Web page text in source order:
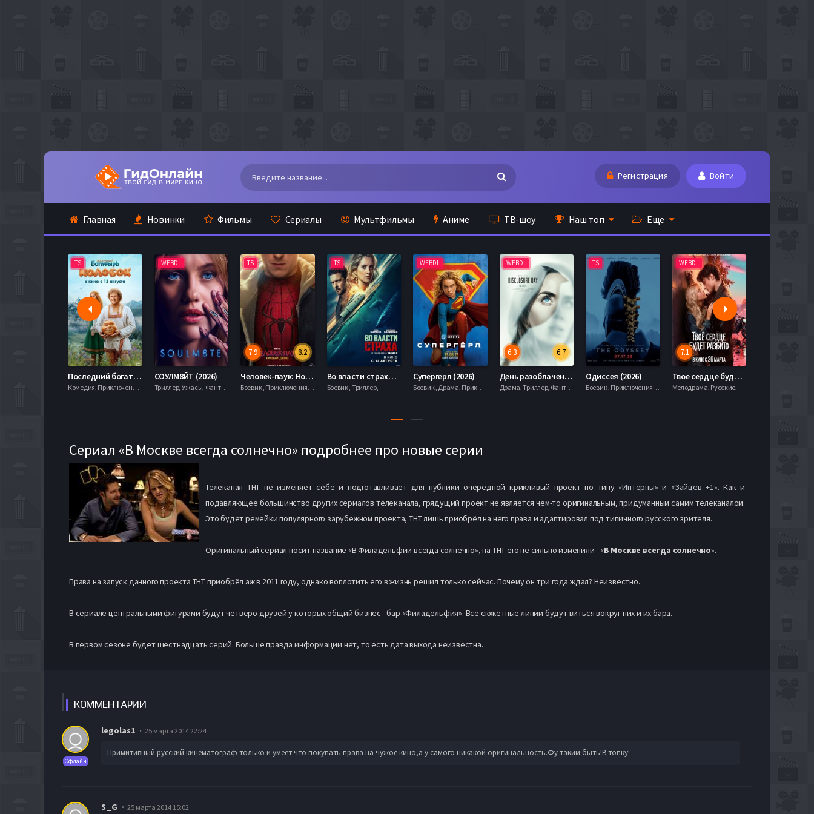
Регистрация Войти
Главная Новинки Фильмы Сериалы Мультфильмы Аниме ТВ-шоу Наш топ Еще
TS
Последний богатырь. Колобок (2026)
Комедия, Приключения, Фэнтези,
WEBDL
СОУЛМ8ЙТ (2026)
Триллер, Ужасы, Фантастика,
TS
8.2
7.9
Человек-паук: Новый день (2026)
Боевик , Приключения, Фантастика, Фэнтези,
TS
Во власти страха (2026)
Боевик , Триллер,
WEBDL
Супергерл (2026)
Боевик , Драма, Приключения, Фантастика,
WEBDL
6.7
6.3
День разоблачения (2026)
Драма, Триллер, Фантастика,
TS
Одиссея (2026)
Боевик , Приключения, Фэнтези,
WEBDL
7.1
Твое сердце будет разбито (2026)
Мелодрама, Русские,
Сериал «В Москве всегда солнечно» подробнее про новые серии
Телеканал ТНТ не изменяет себе и подготавливает для публики очередной крикливый проект по типу «Интерны» и «Зайцев +1». Как и
подавляющее большинство других сериалов телеканала, грядущий проект не является чем-то оригинальным, придуманным самим телеканалом.
Это будет ремейки популярного зарубежном проекта, ТНТ лишь приобрёл на него права и адаптировал под типичного русского зрителя.
Оригинальный сериал носит название «В Филадельфии всегда солнечно», на ТНТ его не сильно изменили - «В Москве всегда солнечно».
Права на запуск данного проекта ТНТ приобрёл аж в 2011 году, однако воплотить его в жизнь решил только сейчас. Почему он три года ждал? Неизвестно.
В сериале центральными фигурами будут четверо друзей у которых общий бизнес - бар «Филадельфия». Все сюжетные линии будут виться вокруг них и их бара.
В первом сезоне будет шестнадцать серий. Больше правда информации нет, то есть дата выхода неизвестна.
КОММЕНТАРИИ
Офлайн
legolas1 25 марта 2014 22:24
Примитивный русский кинематограф только и умеет что покупать права на чужое кино,а у самого никакой оригинальность.Фу таким быть!В топку!
S_G 25 марта 2014 15:02